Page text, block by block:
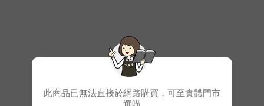
此商品已無法直接於網路購買，可至實體門市
選購